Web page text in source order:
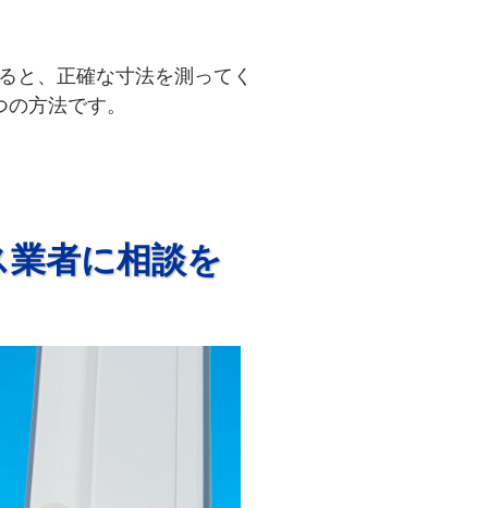
と、正確な寸法を測ってく
方法です。
者に相談を